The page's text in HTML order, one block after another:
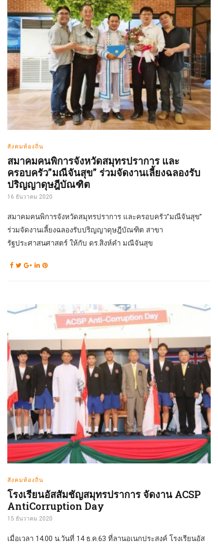
สังคมท้องถิ่น
สมาคมคนพิการจังหวัดสมุทรปราการ และ
ครอบครัว”มณีจันสุข” ร่วมจัดงานเลี้ยงฉลองรับ
ปริญญาดุษฎีบัณฑิต
16 ธันวาคม 2020
สมาคมคนพิการจังหวัดสมุทรปราการ และครอบครัว”มณีจันสุข”
ร่วมจัดงานเลี้ยงฉลองรับปริญญาดุษฎีบัณฑิต สาขา
รัฐประศาสนศาสตร์ ให้กับ ดร.สิงห์คำ มณีจันสุข
สังคมท้องถิ่น
โรงเรียนอัสสัมชัญสมุทรปราการ จัดงาน ACSP
AntiCorruption Day
15 ธันวาคม 2020
เมื่อเวลา 14.00 น.วันที่ 14 ธ.ค.63 ที่ลานอเนกประสงค์ โรงเรียนอัส